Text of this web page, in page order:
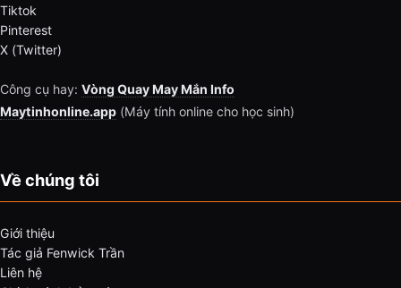
Tiktok
Pinterest
X (Twitter)
Công cụ hay: Vòng Quay May Mắn Info
Maytinhonline.app (Máy tính online cho học sinh)
Về chúng tôi
Giới thiệu
Tác giả Fenwick Trần
Liên hệ